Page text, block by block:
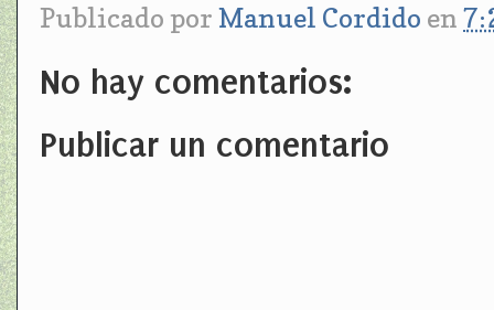
Publicado por Manuel Cordido en
No hay comentarios:
Publicar un comentario